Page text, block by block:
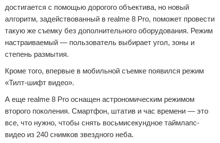
достигается с помощью дорогого объектива, но новый
алгоритм, задействованный в realme 8 Pro, поможет провести
такую же съемку без дополнительного оборудования. Режим
настраиваемый — пользователь выбирает угол, зоны и
степень размытия.
Кроме того, впервые в мобильной съемке появился режим
«Тилт-шифт видео».
А еще realme 8 Pro оснащен астрономическим режимом
второго поколения. Смартфон, штатив и час времени — это
все, что нужно, чтобы снять восьмисекундное таймлапс-
видео из 240 снимков звездного неба.